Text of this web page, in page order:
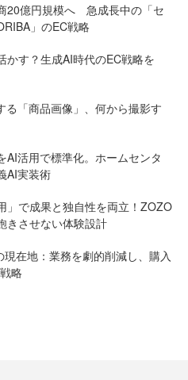
20億円規模へ 急成長中の「セ
」のEC戦略
かす？生成AI時代のEC戦略を
る「商品画像」、何から撮影す
AI活用で標準化。ホームセンタ
AI実装術
」で成果と独自性を両立！ZOZO
きさせない体験設計
在地：業務を劇的削減し、購入
略